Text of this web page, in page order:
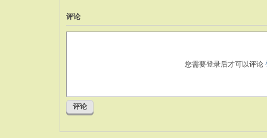
评论
您需要登录后才可以评论
评论